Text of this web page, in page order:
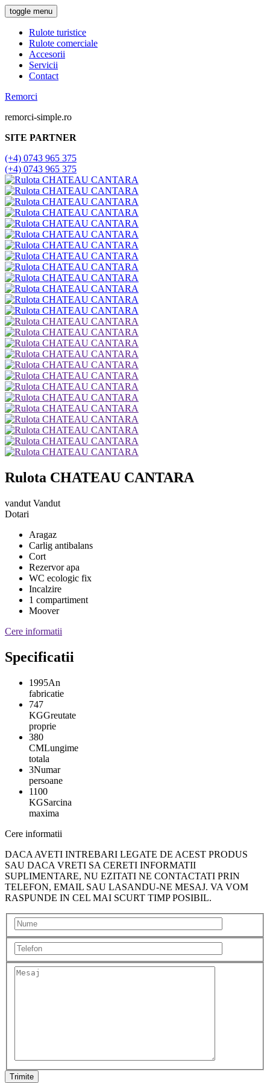
toggle menu
Rulote turistice
Rulote comerciale
Accesorii
Servicii
Contact
Remorci
remorci-simple.ro
SITE PARTNER
(+4) 0743 965 375
(+4) 0743 965 375
Rulota CHATEAU CANTARA
vandut Vandut
Dotari
Aragaz
Carlig antibalans
Cort
Rezervor apa
WC ecologic fix
Incalzire
1 compartiment
Moover
Cere informatii
Specificatii
1995An
fabricatie
747
KGGreutate
proprie
380
CMLungime
totala
3Numar
persoane
1100
KGSarcina
maxima
Cere informatii
DACA AVETI INTREBARI LEGATE DE ACEST PRODUS
SAU DACA VRETI SA CERETI INFORMATII
SUPLIMENTARE, NU EZITATI NE CONTACTATI PRIN
TELEFON, EMAIL SAU LASANDU-NE MESAJ. VA VOM
RASPUNDE IN CEL MAI SCURT TIMP POSIBIL.